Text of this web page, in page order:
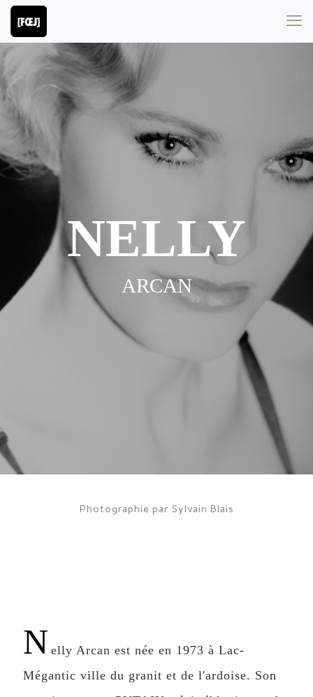
NELLY
ARCAN
Photographie par Sylvain Blais
N elly Arcan est née en 1973 à Lac-
Mégantic ville du granit et de l'ardoise. Son